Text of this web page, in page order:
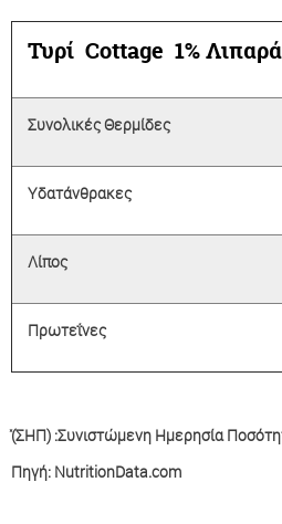
Τυρί Cοttage 1%
Συνολικές Θερμίδες
Yδατάνθρακες
Λίπος
Πρωτεΐνες
̽(ΣΗΠ) :Συνιστώμενη Ημερησία
Πηγή: NutritionData.com